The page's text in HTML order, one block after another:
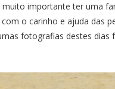
muito importante ter uma
o carinho e ajuda das
fotografias destes